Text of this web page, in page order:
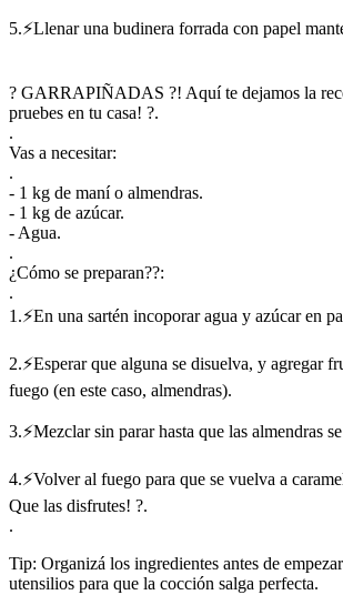
5.⚡Llenar una budinera forrada con papel
? GARRAPIÑADAS ?! Aquí te dejamos la
pruebes en tu casa! ?.
.
Vas a necesitar:
.
- 1 kg de maní o almendras.
- 1 kg de azúcar.
- Agua.
.
¿Cómo se preparan??:
.
1.⚡En una sartén incoporar agua y azúcar en
2.⚡Esperar que alguna se disuelva, y agregar
fuego (en este caso, almendras).
3.⚡Mezclar sin parar hasta que las almendras
4.⚡Volver al fuego para que se vuelva a
Que las disfrutes! ?.
.
Tip: Organizá los ingredientes antes de
utensilios para que la cocción salga perfecta.